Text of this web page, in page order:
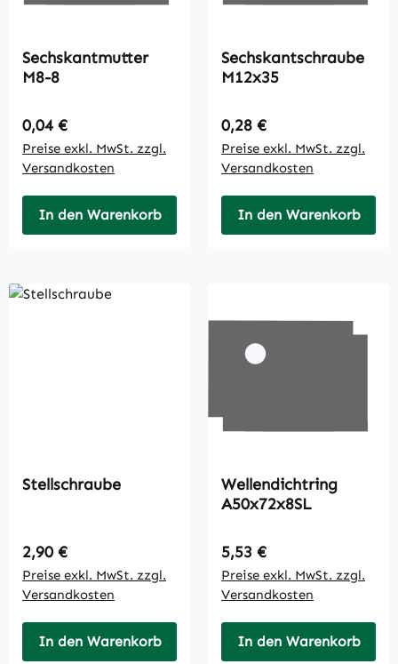
Sechskantmutter
M8-8
Regulärer Preis:
0,04 €
Preise exkl. MwSt. zzgl.
Versandkosten
In den Warenkorb
Sechskantschraube
M12x35
Regulärer Preis:
0,28 €
Preise exkl. MwSt. zzgl.
Versandkosten
In den Warenkorb
Stellschraube
Regulärer Preis:
2,90 €
Preise exkl. MwSt. zzgl.
Versandkosten
In den Warenkorb
Wellendichtring
A50x72x8SL
Regulärer Preis:
5,53 €
Preise exkl. MwSt. zzgl.
Versandkosten
In den Warenkorb